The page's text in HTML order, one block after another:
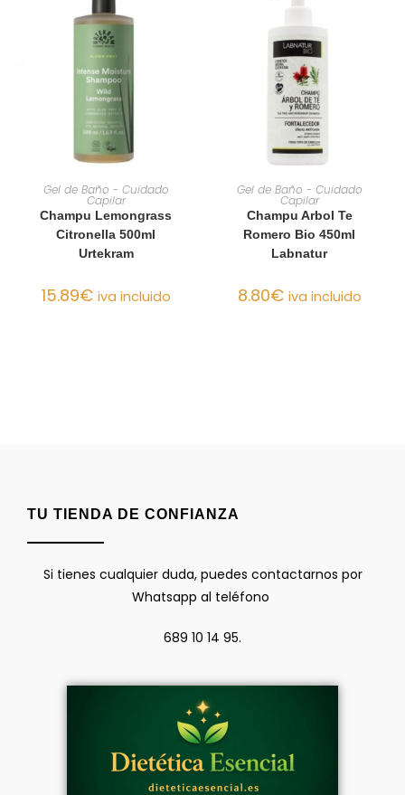
AÑADIR AL CARRITO
Gel de Baño - Cuidado
Capilar
Champu Lemongrass
Citronella 500ml
Urtekram
15.89€ iva incluido
AÑADIR AL CARRITO
Gel de Baño - Cuidado
Capilar
Champu Arbol Te
Romero Bio 450ml
Labnatur
8.80€ iva incluido
TU TIENDA DE CONFIANZA
Si tienes cualquier duda, puedes contactarnos por
Whatsapp al teléfono
689 10 14 95.